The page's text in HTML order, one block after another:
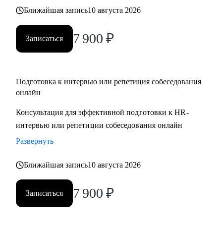
Ближайшая запись10 августа 2026
Записаться 7 900 ₽
Подготовка к интервью или репетиция собеседования
онлайн
Консультация для эффективной подготовки к HR-
интервью или репетиции собеседования онлайн
Развернуть
Ближайшая запись10 августа 2026
Записаться 7 900 ₽